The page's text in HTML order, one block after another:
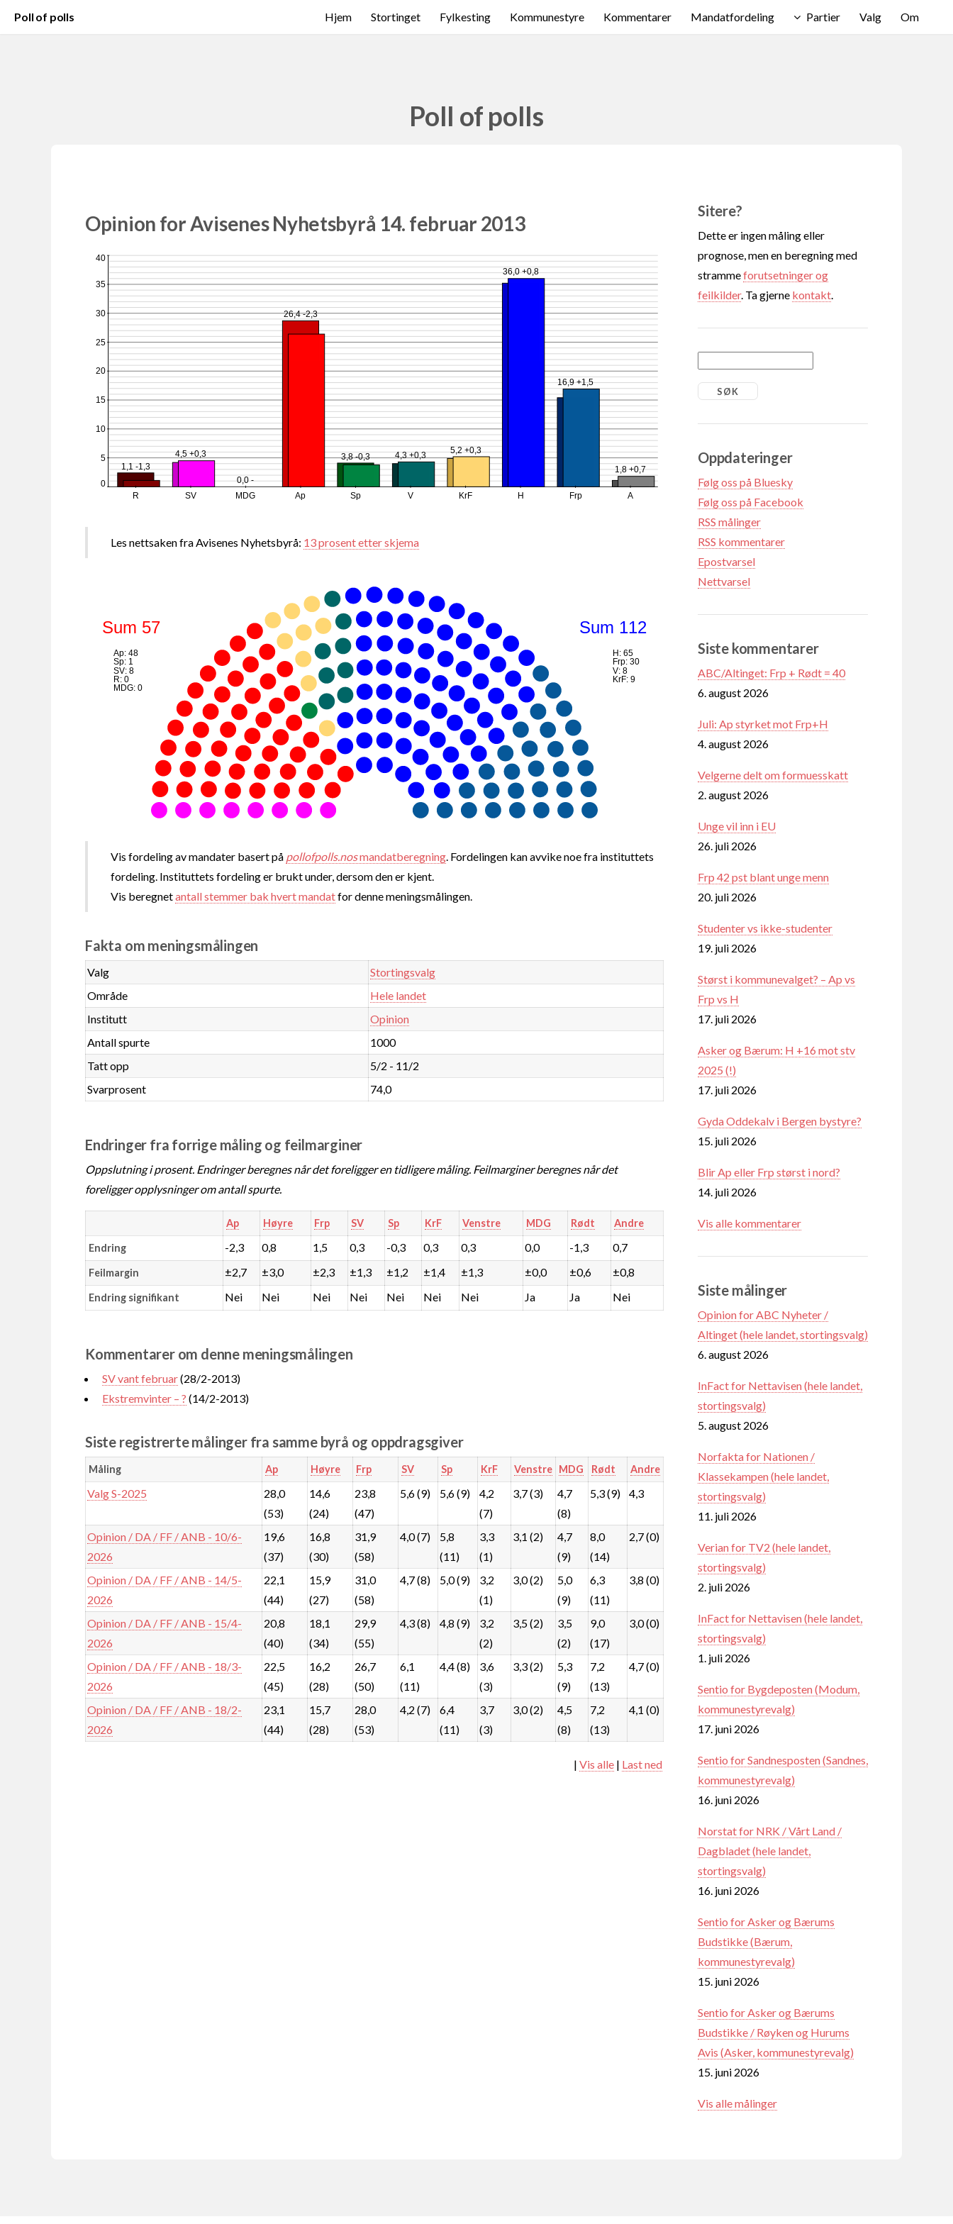
Poll of polls Hjem Stortinget Fylkesting Kommunestyre Kommentarer Mandatfordeling Partier Valg Om
Poll of polls
Opinion for Avisenes Nyhetsbyrå 14. februar 2013
1,1 -1,3
4,5 +0,3
0,0 -
26,4 -2,3
3,8 -0,3 4,3 +0,3
5,2 +0,3
36,0 +0,8
16,9 +1,5
1,8 +0,7
R SV MDG Ap Sp V KrF H Frp A
0
5
10
15
20
25
30
35
40
Les nettsaken fra Avisenes Nyhetsbyrå: 13 prosent etter skjema
Sum 57
Ap: 48
Sp: 1
SV: 8
R: 0
MDG: 0
Sum 112
H: 65
Frp: 30
V: 8
KrF: 9
Vis fordeling av mandater basert på pollofpolls.nosmandatberegning . Fordelingen kan avvike noe fra instituttets
fordeling. Instituttets fordeling er brukt under, dersom den er kjent.
Vis beregnetantall stemmer bak hvert mandatfor denne meningsmålingen.
Fakta om meningsmålingen
Valg
Stortingsvalg
Område
Hele landet
Institutt
Opinion
Antall spurte
1000
Tatt opp
5/2 - 11/2
Svarprosent
74,0
Endringer fra forrige måling og feilmarginer
Oppslutning i prosent. Endringer beregnes når det foreligger en tidligere måling. Feilmarginer beregnes når det
foreligger opplysninger om antall spurte.
Ap Høyre Frp SV Sp KrF Venstre MDG Rødt Andre
Endring -2,3 0,8 1,5 0,3 -0,3 0,3 0,3 0,0 -1,3 0,7
Feilmargin ±2,7 ±3,0 ±2,3 ±1,3 ±1,2 ±1,4 ±1,3 ±0,0 ±0,6 ±0,8
Endring signifikant Nei Nei Nei Nei Nei Nei Nei Ja Ja Nei
Kommentarer om denne meningsmålingen
SV vant februar(28/2-2013)
Ekstremvinter – ? (14/2-2013)
Siste registrerte målinger fra samme byrå og oppdragsgiver
Måling Ap Høyre Frp SV Sp KrF Venstre MDG Rødt Andre
Valg S-2025
28,0
(53)
14,6
(24)
23,8
(47)
5,6 (9) 5,6 (9)
4,2
(7)
3,7 (3)
4,7
(8)
5,3 (9) 4,3
Opinion / DA / FF / ANB - 10/6-
2026
19,6
(37)
16,8
(30)
31,9
(58)
4,0 (7)
5,8
(11)
3,3
(1)
3,1 (2)
4,7
(9)
8,0
(14)
2,7 (0)
Opinion / DA / FF / ANB - 14/5-
2026
22,1
(44)
15,9
(27)
31,0
(58)
4,7 (8) 5,0 (9)
3,2
(1)
3,0 (2)
5,0
(9)
6,3
(11)
3,8 (0)
Opinion / DA / FF / ANB - 15/4-
2026
20,8
(40)
18,1
(34)
29,9
(55)
4,3 (8) 4,8 (9)
3,2
(2)
3,5 (2)
3,5
(2)
9,0
(17)
3,0 (0)
Opinion / DA / FF / ANB - 18/3-
2026
22,5
(45)
16,2
(28)
26,7
(50)
6,1
(11)
4,4 (8)
3,6
(3)
3,3 (2)
5,3
(9)
7,2
(13)
4,7 (0)
Opinion / DA / FF / ANB - 18/2-
2026
23,1
(44)
15,7
(28)
28,0
(53)
4,2 (7)
6,4
(11)
3,7
(3)
3,0 (2)
4,5
(8)
7,2
(13)
4,1 (0)
| Vis alle| Last ned
Sitere?
Dette er ingen måling eller
prognose, men en beregning med
strammeforutsetninger og
feilkilder. Ta gjerne kontakt
Oppdateringer
Følg oss på Bluesky
Følg oss på Facebook
RSS målinger
RSS kommentarer
Epostvarsel
Nettvarsel
Siste kommentarer
ABC/Altinget: Frp + Rødt = 40
6. august 2026
Juli: Ap styrket mot Frp+H
4. august 2026
Velgerne delt om formuesskatt
2. august 2026
Unge vil inn i EU
26. juli 2026
Frp 42 pst blant unge menn
20. juli 2026
Studenter vs ikke-studenter
19. juli 2026
Størst i kommunevalget? – Ap vs
Frp vs H
17. juli 2026
Asker og Bærum: H +16 mot stv
2025 (!)
17. juli 2026
Gyda Oddekalv i Bergen bystyre?
15. juli 2026
Blir Ap eller Frp størst i nord?
14. juli 2026
Vis alle kommentarer
Siste målinger
Opinion for ABC Nyheter /
Altinget (hele landet, stortingsvalg)
6. august 2026
InFact for Nettavisen (hele landet,
stortingsvalg)
5. august 2026
Norfakta for Nationen /
Klassekampen (hele landet,
stortingsvalg)
11. juli 2026
Verian for TV2 (hele landet,
stortingsvalg)
2. juli 2026
InFact for Nettavisen (hele landet,
stortingsvalg)
1. juli 2026
Sentio for Bygdeposten (Modum,
kommunestyrevalg)
17. juni 2026
Sentio for Sandnesposten (Sandnes,
kommunestyrevalg)
16. juni 2026
Norstat for NRK / Vårt Land /
Dagbladet (hele landet,
stortingsvalg)
16. juni 2026
Sentio for Asker og Bærums
Budstikke (Bærum,
kommunestyrevalg)
15. juni 2026
Sentio for Asker og Bærums
Budstikke / Røyken og Hurums
Avis (Asker, kommunestyrevalg)
15. juni 2026
Vis alle målinger